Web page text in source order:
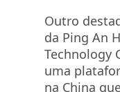
Outro
da Ping An
Technology
uma
na China